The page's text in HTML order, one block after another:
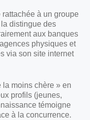
rattachée à un groupe
distingue des
aux banques
physiques et
via son site internet
la moins chère » en
profils (jeunes,
témoigne
à la concurrence.